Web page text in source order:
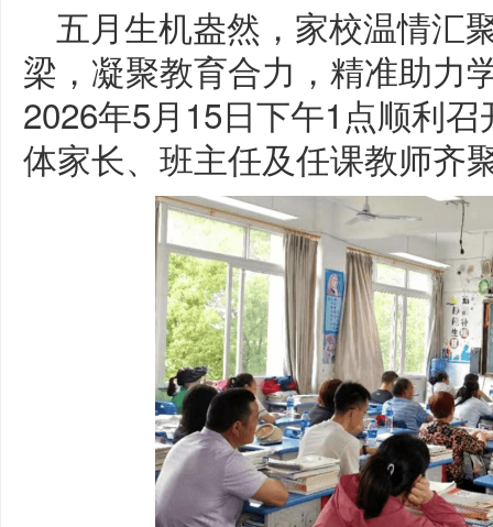
五月生机盎然，家校温情汇
梁，凝聚教育合力，精准助力
2026年5月15日下午1点顺利
体家长、班主任及任课教师齐